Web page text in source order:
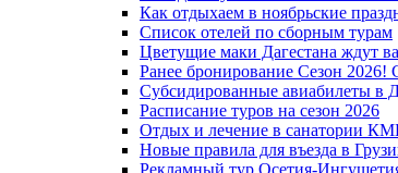
Как отдыхаем в ноябрьские
Список отелей по сборным турам
Цветущие маки Дагестана ждут
Ранее бронирование Сезон 2026!
Субсидированные авиабилеты в
Расписание туров на сезон 2026
Отдых и лечение в санатории
Новые правила для въезда в
Рекламный тур Осетия-